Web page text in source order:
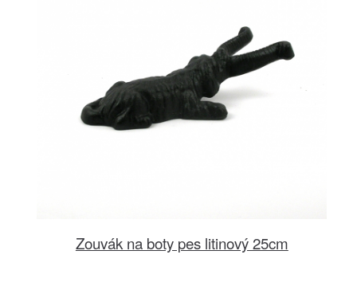
Zouvák na boty pes litinový 25cm